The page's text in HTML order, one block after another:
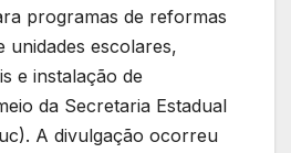
programas de reformas
unidades escolares,
e instalação de
da Secretaria Estadual
A divulgação ocorreu